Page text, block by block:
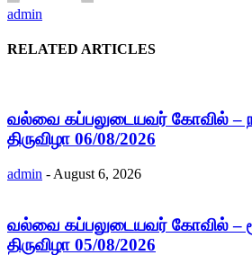
admin
RELATED ARTICLES
வல்வை கப்பலுடையவர் கோவில் –
திருவிழா 06/08/2026
admin - August 6, 2026
வல்வை கப்பலுடையவர் கோவில் –
திருவிழா 05/08/2026